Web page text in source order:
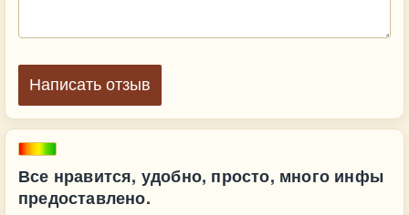
Все нравится, удобно, просто, много инфы
предоставлено.
Написать отзыв